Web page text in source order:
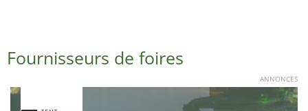
Fournisseurs de foires
ANNONCES